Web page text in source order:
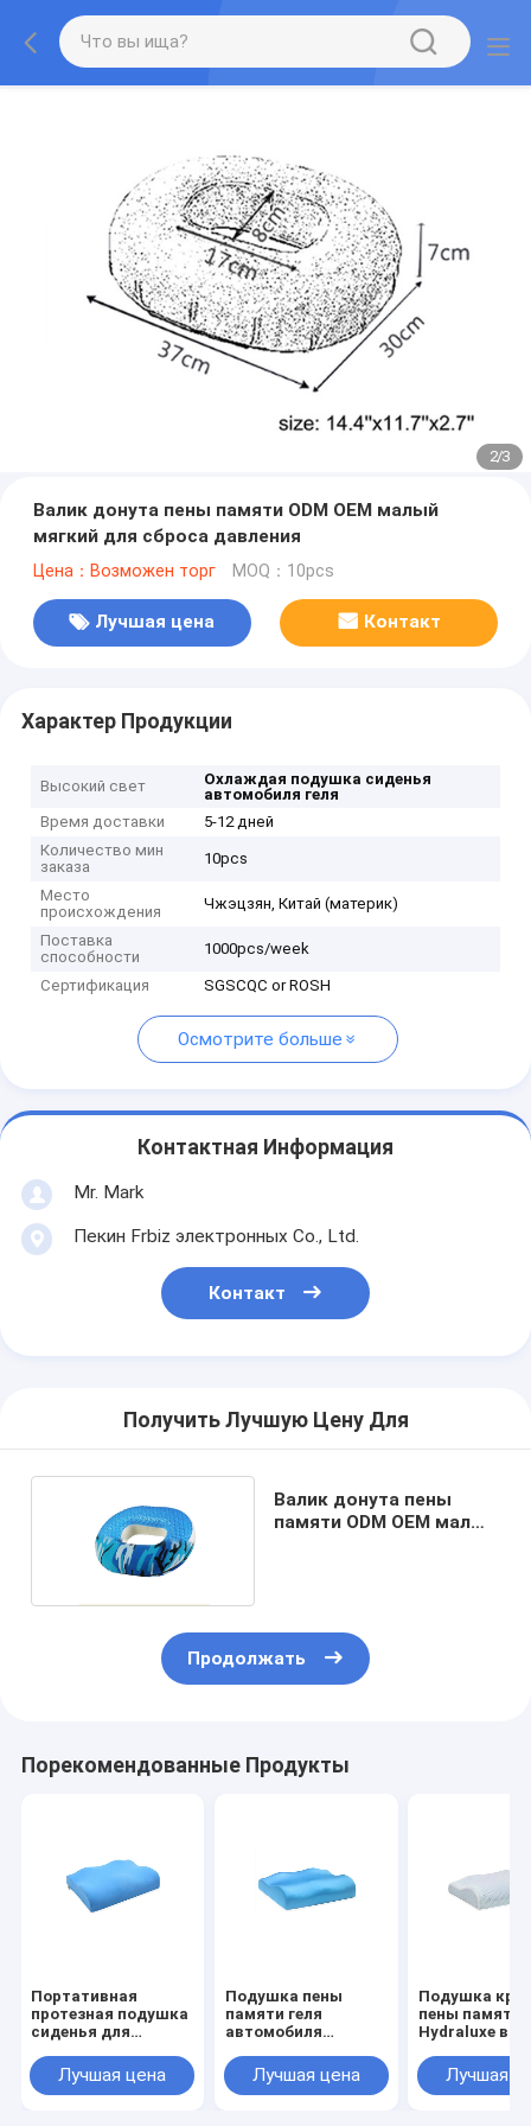
2/3
Валик донута пены памяти ODM OEM малый
мягкий для сброса давления
Цена：Возможен торг MOQ：10pcs
Лучшая цена Контакт
Характер Продукции
Высокий свет
Охлаждая подушка сиденья
автомобиля геля
Время доставки
5-12 дней
Количество мин
заказа
10pcs
Место
происхождения
Чжэцзян, Китай (материк)
Поставка
способности
1000pcs/week
Сертификация SGSCQC or ROSH
Осмотрите больше
Контактная Информация
Mr. Mark
Пекин Frbiz электронных Co., Ltd.
Контакт
Получить Лучшую Цену Для
Валик донута пены
памяти ODM OEM малый
Продолжать
Порекомендованные Продукты
Портативная
протезная подушка
сиденья для
плавая крышка
геля ткани
Лучшая цена
Подушка пены
памяти геля
автомобиля
оконтуренная
подушкой сиденья
Лучшая цена
Подушка
пены памяти
Hydraluxe
крышкой
Лучшая